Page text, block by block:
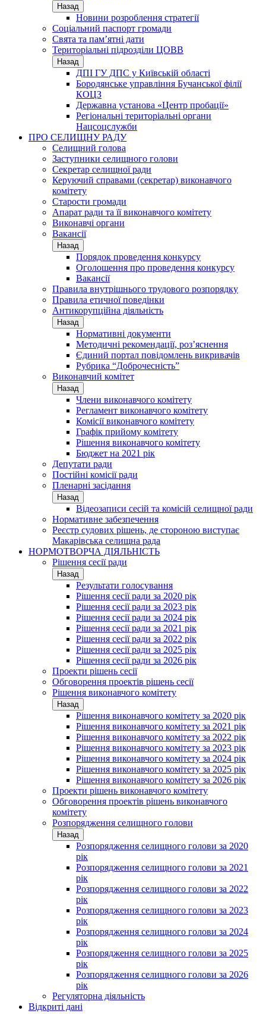
Назад
Новини розроблення стратегії
Соціальний паспорт громади
Свята та пам’ятні дати
Територіальні підрозділи ЦОВВ
Назад
ДПІ ГУ ДПС у Київській області
Бородянське управління Бучанської філії
КОЦЗ
Державна установа «Центр пробації»
Регіональні територіальні органи
Нацсоцслужби
ПРО СЕЛИЩНУ РАДУ
Селищний голова
Заступники селищного голови
Секретар селищної ради
Керуючий справами (секретар) виконавчого
комітету
Старости громади
Апарат ради та її виконавчого комітету
Виконавчі органи
Вакансії
Назад
Порядок проведення конкурсу
Оголошення про проведення конкурсу
Вакансії
Правила внутрішнього трудового розпорядку
Правила етичної поведінки
Антикорупційна діяльність
Назад
Нормативні документи
Методичні рекомендації, роз’яснення
Єдиний портал повідомлень викривачів
Рубрика “Доброчесність”
Виконавчий комітет
Назад
Члени виконавчого комітету
Регламент виконавчого комітету
Комісії виконавчого комітету
Графік прийому комітету
Рішення виконавчого комітету
Бюджет на 2021 рік
Депутати ради
Постійні комісії ради
Пленарні засідання
Назад
Відеозаписи сесій та комісій селищної ради
Нормативне забезпечення
Реєстр судових рішень, де стороною виступає
Макарівська селищна рада
НОРМОТВОРЧА ДІЯЛЬНІСТЬ
Рішення сесії ради
Назад
Результати голосування
Рішення сесії ради за 2020 рік
Рішення сесії ради за 2023 рік
Рішення сесії ради за 2024 рік
Рішення сесії ради за 2021 рік
Рішення сесії ради за 2022 рік
Рішення сесії ради за 2025 рік
Рішення сесії ради за 2026 рік
Проекти рішень сесії
Обговорення проектів рішень сесії
Рішення виконавчого комітету
Назад
Рішення виконавчого комітету за 2020 рік
Рішення виконавчого комітету за 2021 рік
Рішення виконавчого комітету за 2022 рік
Рішення виконавчого комітету за 2023 рік
Рішення виконавчого комітету за 2024 рік
Рішення виконавчого комітету за 2025 рік
Рішення виконавчого комітету за 2026 рік
Проекти рішень виконавчого комітету
Обговорення проектів рішень виконавчого
комітету
Розпорядження селищного голови
Назад
Розпорядження селищного голови за 2020
рік
Розпорядження селищного голови за 2021
рік
Розпорядження селищного голови за 2022
рік
Розпорядження селищного голови за 2023
рік
Розпорядження селищного голови за 2024
рік
Розпорядження селищного голови за 2025
рік
Розпорядження селищного голови за 2026
рік
Регуляторна діяльність
Відкриті дані